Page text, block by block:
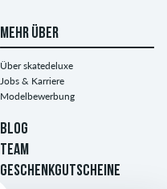
MEHR ÜBER
Über skatedeluxe
Jobs & Karriere
Modelbewerbung
BLOG
TEAM
GESCHENKGUTSCHEINE